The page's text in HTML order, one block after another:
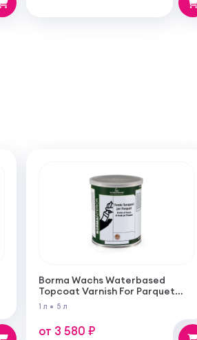
Borma Wachs Waterbased
Topcoat Varnish For Parquet
Грунт для паркета на водной
основе для внутренних работ
1 л 5 л
от 3 580 ₽